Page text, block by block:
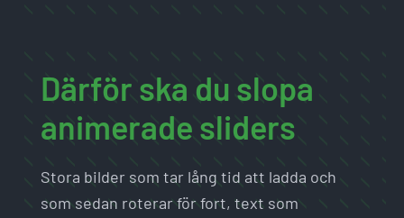
Därför ska du slopa
animerade sliders
Stora bilder som tar lång tid att ladda och
som sedan roterar för fort, text som